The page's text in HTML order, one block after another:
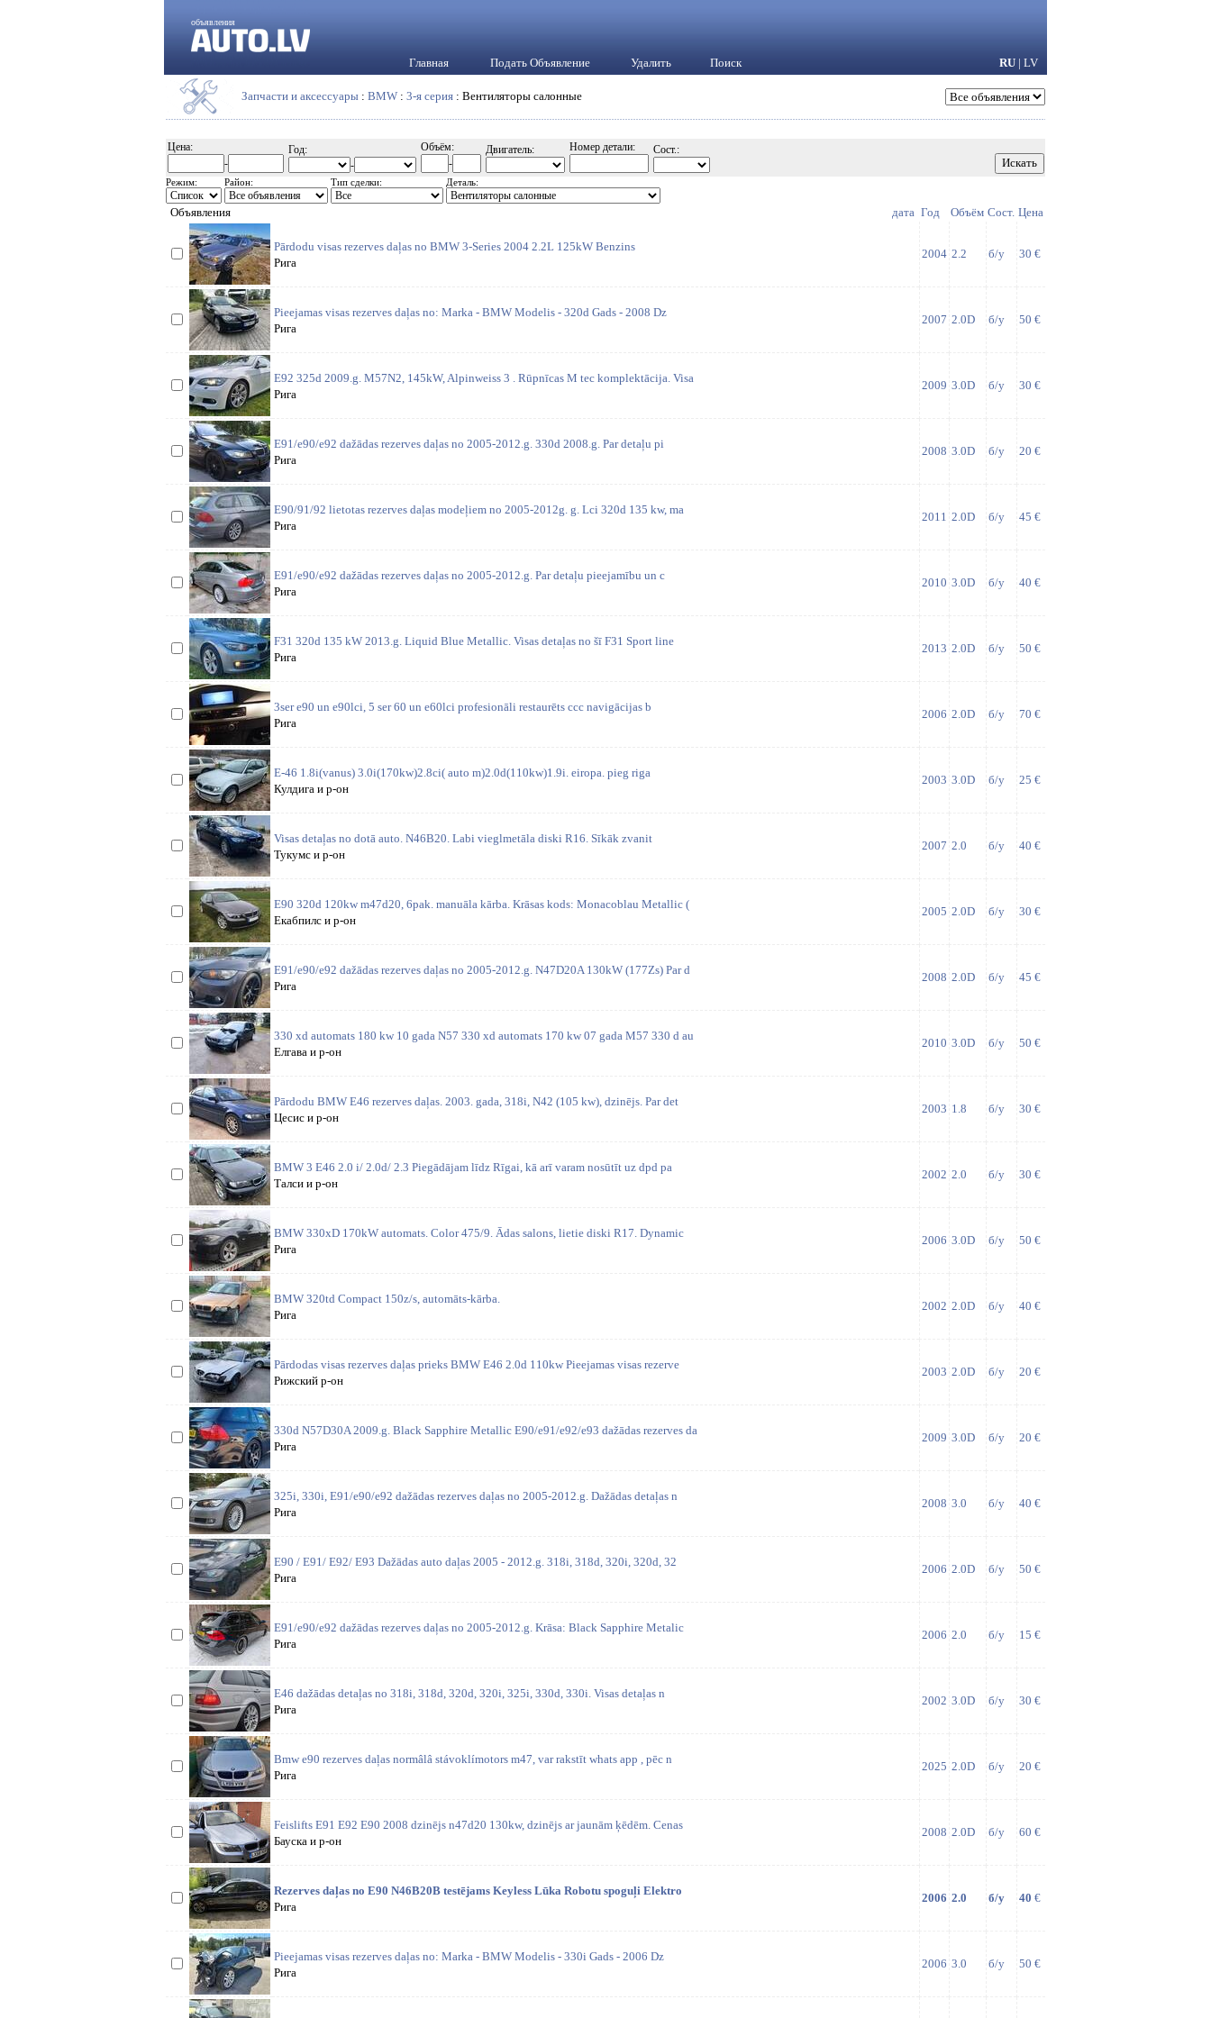
объявления
Главная Подать Объявление Удалить Поиск RU | LV
Запчасти и аксессуары : BMW : 3-я серия : Вентиляторы салонные
Цена:
-
Год:
-
Объём:
-
Двигатель: Номер детали: Сост.:
Режим: Район: Тип сделки: Деталь:
Объявления дата Год Объём Сост. Цена
Pārdodu visas rezerves daļas no BMW 3-Series 2004 2.2L 125kW Benzins
Рига
2004 2.2 б/у 30 €
Pieejamas visas rezerves daļas no: Marka - BMW Modelis - 320d Gads - 2008 Dz
Рига
2007 2.0D б/у 50 €
E92 325d 2009.g. M57N2, 145kW, Alpinweiss 3 . Rūpnīcas M tec komplektācija. Visa
Рига
2009 3.0D б/у 30 €
E91/e90/e92 dažādas rezerves daļas no 2005-2012.g. 330d 2008.g. Par detaļu pi
Рига
2008 3.0D б/у 20 €
E90/91/92 lietotas rezerves daļas modeļiem no 2005-2012g. g. Lci 320d 135 kw, ma
Рига
2011 2.0D б/у 45 €
E91/e90/e92 dažādas rezerves daļas no 2005-2012.g. Par detaļu pieejamību un c
Рига
2010 3.0D б/у 40 €
F31 320d 135 kW 2013.g. Liquid Blue Metallic. Visas detaļas no šī F31 Sport line
Рига
2013 2.0D б/у 50 €
3ser e90 un e90lci, 5 ser 60 un e60lci profesionāli restaurēts ccc navigācijas b
Рига
2006 2.0D б/у 70 €
E-46 1.8i(vanus) 3.0i(170kw)2.8ci( auto m)2.0d(110kw)1.9i. eiropa. pieg riga
Кулдига и р-он
2003 3.0D б/у 25 €
Visas detaļas no dotā auto. N46B20. Labi vieglmetāla diski R16. Sīkāk zvanit
Тукумс и р-он
2007 2.0 б/у 40 €
E90 320d 120kw m47d20, 6pak. manuāla kārba. Krāsas kods: Monacoblau Metallic (
Екабпилс и р-он
2005 2.0D б/у 30 €
E91/e90/e92 dažādas rezerves daļas no 2005-2012.g. N47D20A 130kW (177Zs) Par d
Рига
2008 2.0D б/у 45 €
330 xd automats 180 kw 10 gada N57 330 xd automats 170 kw 07 gada M57 330 d au
Елгава и р-он
2010 3.0D б/у 50 €
Pārdodu BMW E46 rezerves daļas. 2003. gada, 318i, N42 (105 kw), dzinējs. Par det
Цесис и р-он
2003 1.8 б/у 30 €
BMW 3 E46 2.0 i/ 2.0d/ 2.3 Piegādājam līdz Rīgai, kā arī varam nosūtīt uz dpd pa
Талси и р-он
2002 2.0 б/у 30 €
BMW 330xD 170kW automats. Color 475/9. Ādas salons, lietie diski R17. Dynamic
Рига
2006 3.0D б/у 50 €
BMW 320td Compact 150z/s, automāts-kārba.
Рига
2002 2.0D б/у 40 €
Pārdodas visas rezerves daļas prieks BMW E46 2.0d 110kw Pieejamas visas rezerve
Рижский р-он
2003 2.0D б/у 20 €
330d N57D30A 2009.g. Black Sapphire Metallic E90/e91/e92/e93 dažādas rezerves da
Рига
2009 3.0D б/у 20 €
325i, 330i, E91/e90/e92 dažādas rezerves daļas no 2005-2012.g. Dažādas detaļas n
Рига
2008 3.0 б/у 40 €
E90 / E91/ E92/ E93 Dažādas auto daļas 2005 - 2012.g. 318i, 318d, 320i, 320d, 32
Рига
2006 2.0D б/у 50 €
E91/e90/e92 dažādas rezerves daļas no 2005-2012.g. Krāsa: Black Sapphire Metalic
Рига
2006 2.0 б/у 15 €
E46 dažādas detaļas no 318i, 318d, 320d, 320i, 325i, 330d, 330i. Visas detaļas n
Рига
2002 3.0D б/у 30 €
Bmw e90 rezerves daļas normâlâ stávoklímotors m47, var rakstīt whats app , pēc n
Рига
2025 2.0D б/у 20 €
Feislifts E91 E92 E90 2008 dzinējs n47d20 130kw, dzinējs ar jaunām ķēdēm. Cenas
Бауска и р-он
2008 2.0D б/у 60 €
Rezerves daļas no E90 N46B20B testējams Keyless Lūka Robotu spoguļi Elektro
Рига
2006 2.0 б/у 40 €
Pieejamas visas rezerves daļas no: Marka - BMW Modelis - 330i Gads - 2006 Dz
Рига
2006 3.0 б/у 50 €